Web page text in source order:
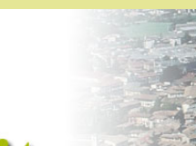
al